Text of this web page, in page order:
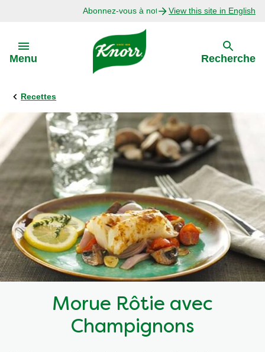
Abonnez-vous à notre infolettreView this site in English
Menu
Précédent
Explorer
Recettes avec Bouillon
Recettes par Ingrédient
Recettes par Occasion
Recettes par Type de Plat
Recherche
Recettes
Morue Rôtie avec
Champignons